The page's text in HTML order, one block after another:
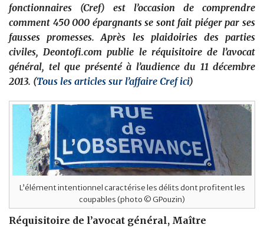
fonctionnaires (Cref) est l’occasion de comprendre
comment 450 000 épargnants se sont fait piéger par ses
fausses promesses. Après les plaidoiries des parties
civiles, Deontofi.com publie le réquisitoire de l’avocat
général, tel que présenté à l’audience du 11 décembre
2013. (Tous les articles sur l’affaire Cref ici)
L’élément intentionnel caractérise les délits dont profitent les
coupables (photo © GPouzin)
Réquisitoire de l’avocat général, Maître